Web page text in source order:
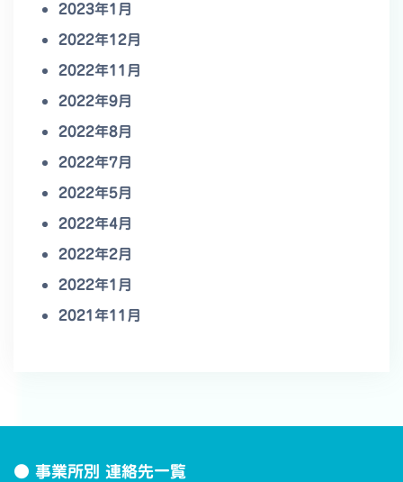
2023年1月
2022年12月
2022年11月
2022年9月
2022年8月
2022年7月
2022年5月
2022年4月
2022年2月
2022年1月
2021年11月
● 事業所別 連絡先一覧